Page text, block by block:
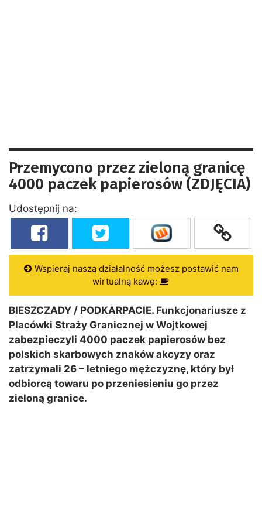
Przemycono przez zieloną granicę
4000 paczek papierosów (ZDJĘCIA)
Udostępnij na:
Wspieraj naszą działalność możesz postawić nam
wirtualną kawę:
BIESZCZADY / PODKARPACIE. Funkcjonariusze z
Placówki Straży Granicznej w Wojtkowej
zabezpieczyli 4000 paczek papierosów bez
polskich skarbowych znaków akcyzy oraz
zatrzymali 26 – letniego mężczyznę, który był
odbiorcą towaru po przeniesieniu go przez
zieloną granice.